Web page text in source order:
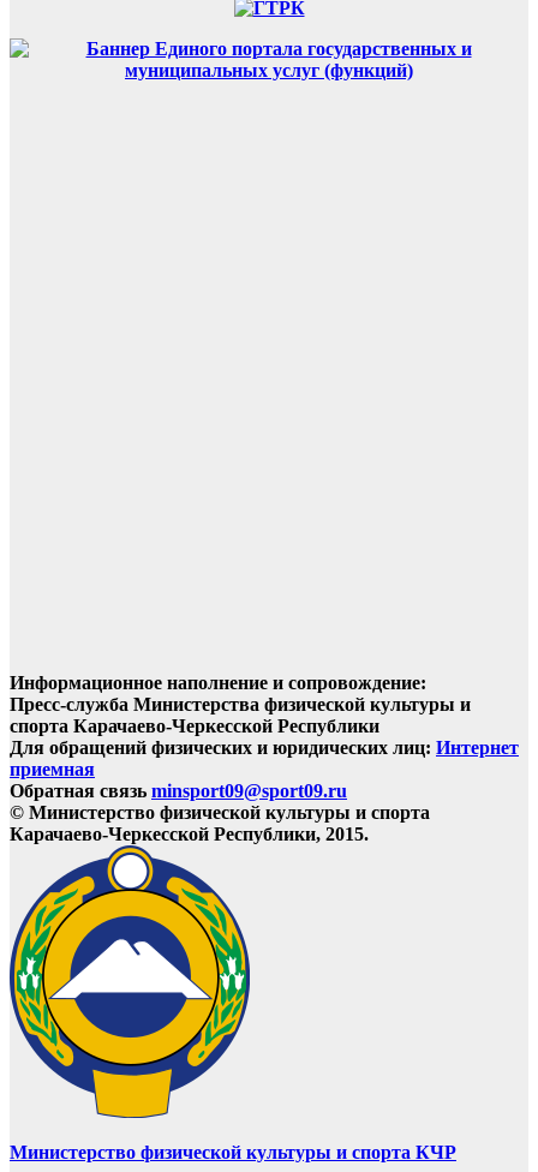
Информационное наполнение и сопровождение:
Пресс-служба Министерства физической культуры и
спорта Карачаево-Черкесской Республики
Для обращений физических и юридических лиц: Интернет
приемная
Обратная связь minsport09@sport09.ru
© Министерство физической культуры и спорта
Карачаево-Черкесской Республики, 2015.
Министерство физической культуры и спорта КЧР